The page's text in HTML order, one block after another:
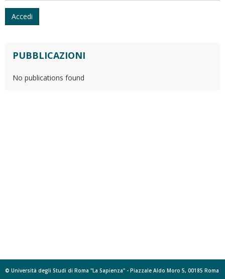
Accedi
PUBBLICAZIONI
No publications found
© Università degli Studi di Roma "La Sapienza" - Piazzale Aldo Moro 5, 00185 Roma